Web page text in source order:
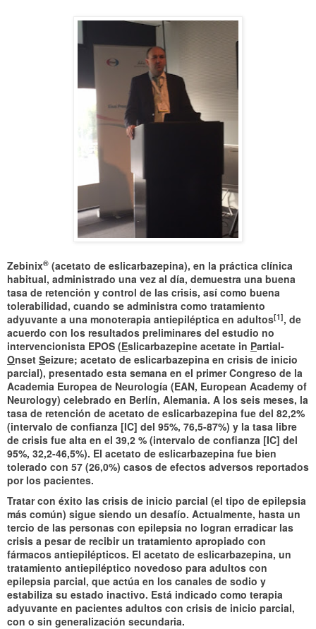
Zebinix® (acetato de eslicarbazepina), en la práctica clínica
habitual, administrado una vez al día, demuestra una buena
tasa de retención y control de las crisis, así como buena
tolerabilidad, cuando se administra como tratamiento
adyuvante a una monoterapia antiepiléptica en adultos[1], de
acuerdo con los resultados preliminares del estudio no
intervencionista EPOS (Eslicarbazepine acetate in Partial-
Onset Seizure; acetato de eslicarbazepina en crisis de inicio
parcial), presentado esta semana en el primer Congreso de la
Academia Europea de Neurología (EAN, European Academy of
Neurology) celebrado en Berlín, Alemania. A los seis meses, la
tasa de retención de acetato de eslicarbazepina fue del 82,2%
(intervalo de confianza [IC] del 95%, 76,5-87%) y la tasa libre
de crisis fue alta en el 39,2 % (intervalo de confianza [IC] del
95%, 32,2-46,5%). El acetato de eslicarbazepina fue bien
tolerado con 57 (26,0%) casos de efectos adversos reportados
por los pacientes.
Tratar con éxito las crisis de inicio parcial (el tipo de epilepsia
más común) sigue siendo un desafío. Actualmente, hasta un
tercio de las personas con epilepsia no logran erradicar las
crisis a pesar de recibir un tratamiento apropiado con
fármacos antiepilépticos. El acetato de eslicarbazepina, un
tratamiento antiepiléptico novedoso para adultos con
epilepsia parcial, que actúa en los canales de sodio y
estabiliza su estado inactivo. Está indicado como terapia
adyuvante en pacientes adultos con crisis de inicio parcial,
con o sin generalización secundaria.